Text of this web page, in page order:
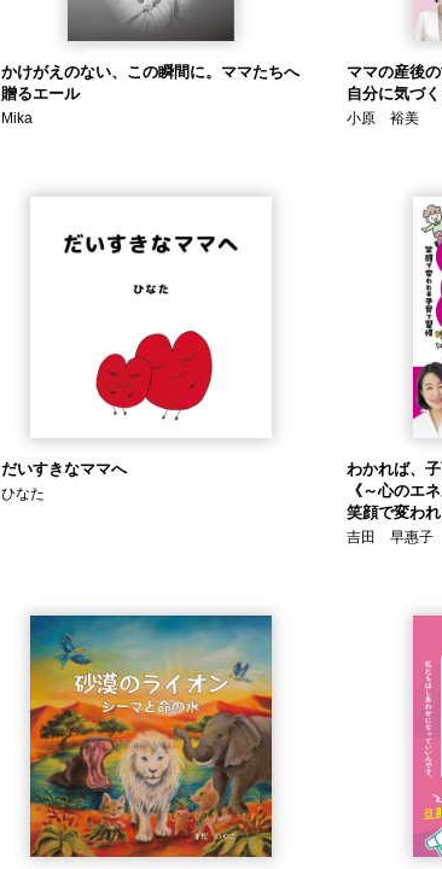
かけがえのない、この瞬間に。ママたちへ
贈るエール
Mika
ママの産後
自分に気づ
小原 裕美
だいすきなママへ
ひなた
わかれば、
《～心のエ
笑顔で変われ
吉田 早惠子